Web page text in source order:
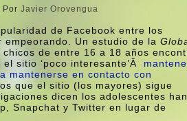
Por Javier Orovengua
de Facebook entre los
empeorando. Un estudio de la
chicos de entre 16 a 18 años
sitio ‘poco interesante’Â
mantenerse en contacto con
que el sitio (los mayores) sigue
dicen los adolescentes han
Snapchat y Twitter en lugar de